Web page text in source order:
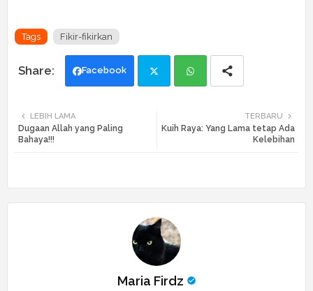
Tags Fikir-fikirkan
Facebook
ats
TERBARU
Kuih Raya: Yang Lama tetap Ada
Kelebihan
LEBIH LAMA
Dugaan Allah yang Paling
Bahaya!!!
Maria Firdz